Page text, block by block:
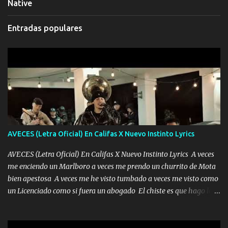
Native
Entradas populares
AVECES (Letra Oficial) En Califas X Nuevo Instinto Lyrics
AVECES (Letra Oficial) En Califas X Nuevo Instinto Lyrics A veces
me enciendo un Marlboro a veces me prendo un churrito de Mota
bien apestosa A veces me he visto tumbado a veces me visto como
un Licenciado como si fuera un abogado El chiste es que hago lo